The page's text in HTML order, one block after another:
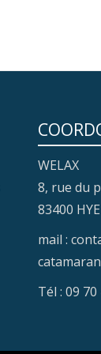
WELAX
8, rue du
83400
mail :
Tél : 09 70